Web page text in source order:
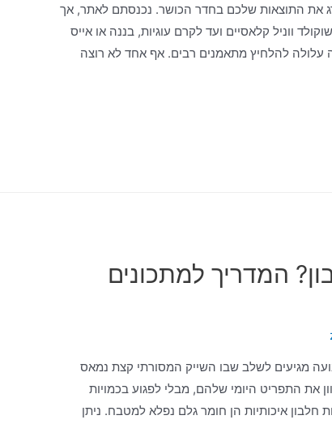
את התוצאות שלכם בחדר הכושר. נכנסתם לאתר, אך
ווניל קלאסיים ועד לקרם עוגיות, בננה או אייס
עלולה להלחיץ מתאמנים רבים. אף אחד לא רוצה
המדריך למתכונים
מגיעים לשלב שבו השייק המסורתי קצת נמאס
את התפריט היומי שלהם, מבלי לפגוע בכמויות
איכותיות הן חומר גלם נפלא למטבח. ניתן